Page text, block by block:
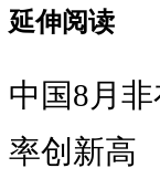
延伸阅读
中国8月
率创新高